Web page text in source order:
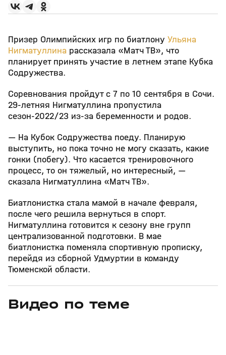
Призер Олимпийских игр по биатлону Ульяна
Нигматуллина рассказала «Матч ТВ», что
планирует принять участие в летнем этапе Кубка
Содружества.
Соревнования пройдут с 7 по 10 сентября в Сочи.
29‑летняя Нигматуллина пропустила
сезон‑2022/23 из‑за беременности и родов.
— На Кубок Содружества поеду. Планирую
выступить, но пока точно не могу сказать, какие
гонки (побегу). Что касается тренировочного
процесс, то он тяжелый, но интересный, —
сказала Нигматуллина «Матч ТВ».
Биатлонистка стала мамой в начале февраля,
после чего решила вернуться в спорт.
Нигматуллина готовится к сезону вне групп
централизованной подготовки. В мае
биатлонистка поменяла спортивную прописку,
перейдя из сборной Удмуртии в команду
Тюменской области.
Видео по теме
15 апр, 13:09